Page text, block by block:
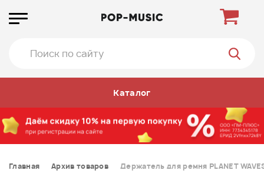
Каталог
Главная Архив товаров Держатель для ремня PLANET